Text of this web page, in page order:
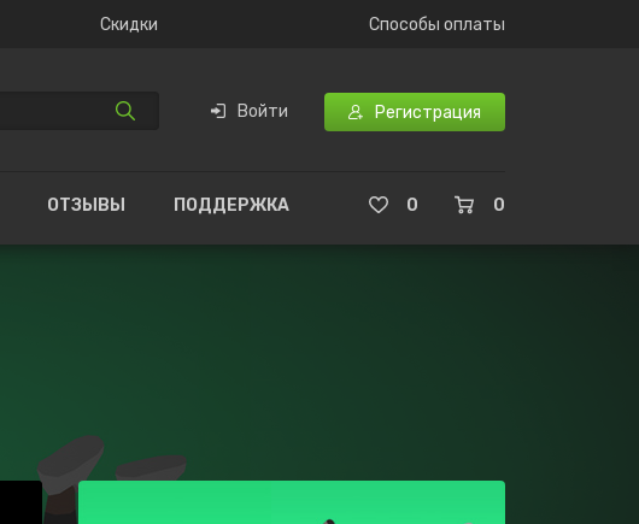
Скидки Способы оплаты
Войти Регистрация
ОТЗЫВЫ ПОДДЕРЖКА 0
0